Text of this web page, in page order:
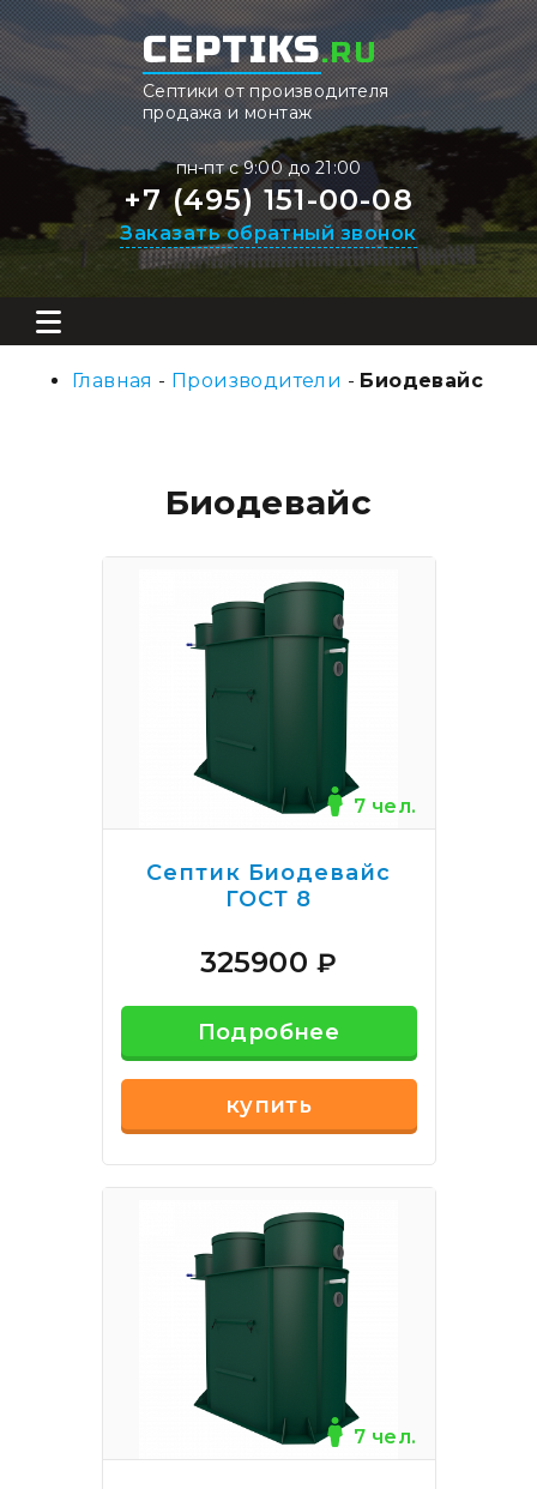
CEPTIKS.RU
Септики от производителя
продажа и монтаж
пн-пт с 9:00 до 21:00
+7 (495) 151-00-08
Заказать обратный звонок
Главная - Производители - Биодевайс
Биодевайс
7 чел.
Септик Биодевайс
ГОСТ 8
325900₽
Подробнее
купить
7 чел.